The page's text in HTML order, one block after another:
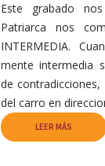
Este grabado
Patriarca nos
INTERMEDIA.
mente intermedia
de
del carro en
LEER MÁS